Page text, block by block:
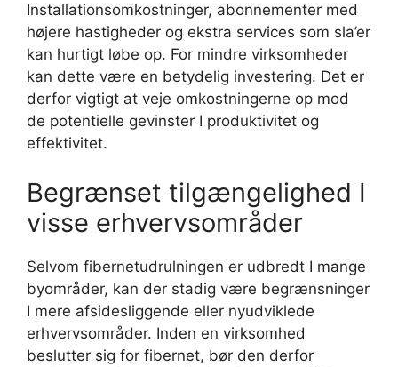
Installationsomkostninger, abonnementer med
højere hastigheder og ekstra services som sla’er
kan hurtigt løbe op. For mindre virksomheder
kan dette være en betydelig investering. Det er
derfor vigtigt at veje omkostningerne op mod
de potentielle gevinster I produktivitet og
effektivitet.
Begrænset tilgængelighed I
visse erhvervsområder
Selvom fibernetudrulningen er udbredt I mange
byområder, kan der stadig være begrænsninger
I mere afsidesliggende eller nyudviklede
erhvervsområder. Inden en virksomhed
beslutter sig for fibernet, bør den derfor